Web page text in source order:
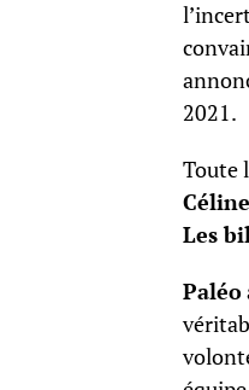
2021.
Toute
Les
Paléo